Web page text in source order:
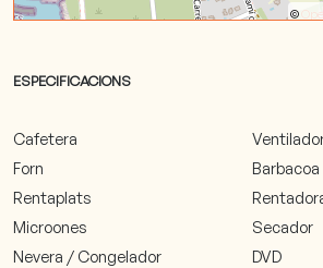
©
ESPECIFICACIONS
Cafetera
Forn
Rentaplats
Microones
Nevera / Congelador
Barbacoa
Secador
DVD